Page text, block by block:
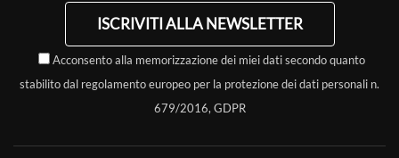
ISCRIVITI ALLA NEWSLETTER
Acconsento alla memorizzazione dei miei dati secondo quanto
stabilito dal regolamento europeo per la protezione dei dati personali n.
679/2016, GDPR